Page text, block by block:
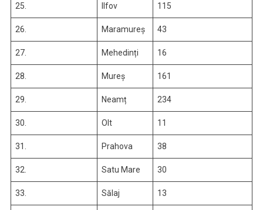
25. Ilfov 115
26. Maramureș 43
27. Mehedinți 16
28. Mureș 161
29. Neamț 234
30. Olt 11
31. Prahova 38
32. Satu Mare 30
33. Sălaj 13